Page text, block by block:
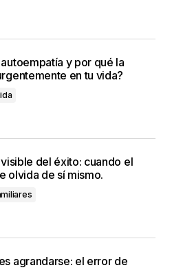
y por qué la
en tu vida?
del éxito: cuando el
olvida de sí mismo.
agrandarse: el error de